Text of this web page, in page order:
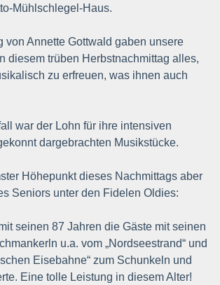
Mühlschlegel-Haus.
von Annette Gottwald gaben unsere
diesem trüben Herbstnachmittag alles,
zu erfreuen, was ihnen auch
war der Lohn für ihre intensiven
dargebrachten Musikstücke.
Höhepunkt dieses Nachmittags aber
Seniors unter den Fidelen Oldies:
seinen 87 Jahren die Gäste mit seinen
u.a. vom „Nordseestrand“ und
Eisebahne“ zum Schunkeln und
Eine tolle Leistung in diesem Alter!